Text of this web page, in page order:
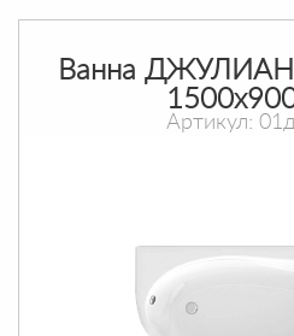
Ванна
Артикул: